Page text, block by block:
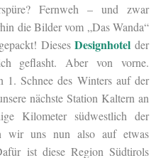
Fernweh – und zwar
die Bilder vom „Das Wanda“
DiesesDesignhotel der
geflasht. Aber von vorne.
1. Schnee des Winters auf der
nächste Station Kaltern an
Kilometer südwestlich der
wir uns nun also auf etwas
ist diese Region Südtirols